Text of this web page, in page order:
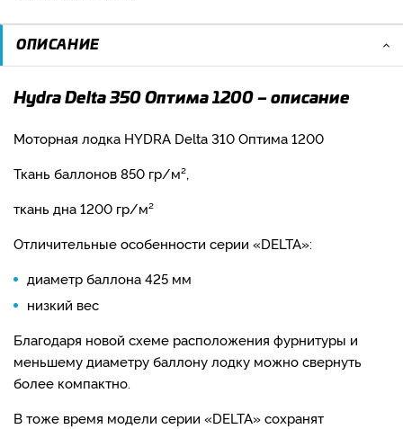
ОПИСАНИЕ
Hydra Delta 350 Оптима 1200 – описание
Моторная лодка HYDRA Delta 310 Оптима 1200
Ткань баллонов 850 гр/м²,
ткань дна 1200 гр/м²
Отличительные особенности серии «DELTA»:
диаметр баллона 425 мм
низкий вес
Благодаря новой схеме расположения фурнитуры и
меньшему диаметру баллону лодку можно свернуть
более компактно.
В тоже время модели серии «DELTA» сохранят